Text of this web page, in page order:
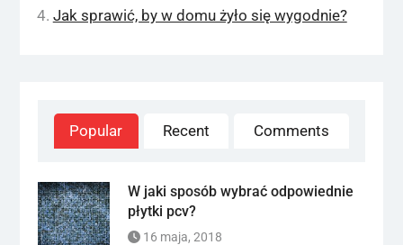
Jak sprawić, by w domu żyło się wygodnie?
Popular Recent Comments
W jaki sposób wybrać odpowiednie
płytki pcv?
16 maja, 2018